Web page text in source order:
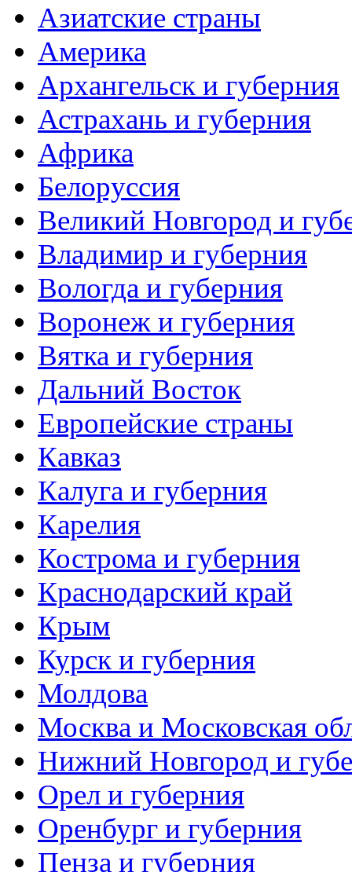
Азиатские страны
Америка
Архангельск и губерния
Астрахань и губерния
Африка
Белоруссия
Великий Новгород и
Владимир и губерния
Вологда и губерния
Воронеж и губерния
Вятка и губерния
Дальний Восток
Европейские страны
Кавказ
Калуга и губерния
Карелия
Кострома и губерния
Краснодарский край
Крым
Курск и губерния
Молдова
Москва и Московская
Нижний Новгород и
Орел и губерния
Оренбург и губерния
Пенза и губерния